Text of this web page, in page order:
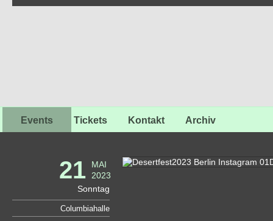
Events Tickets Kontakt Archiv
21
MAI
2023
Sonntag
Columbiahalle